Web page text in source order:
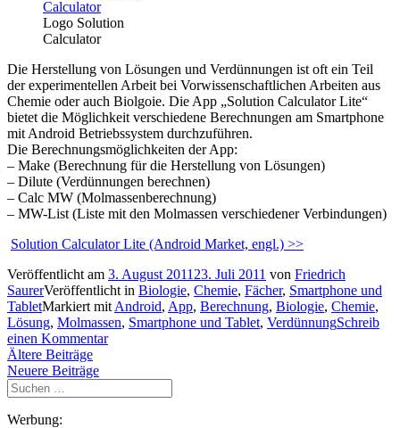
Logo Solution
Calculator
Die Herstellung von Lösungen und Verdünnungen ist oft ein Teil
der experimentellen Arbeit bei Vorwissenschaftlichen Arbeiten aus
Chemie oder auch Biolgoie. Die App „Solution Calculator Lite“
bietet die Möglichkeit verschiedene Berechnungen am Smartphone
mit Android Betriebssystem durchzuführen.
Die Berechnungsmöglichkeiten der App:
– Make (Berechnung für die Herstellung von Lösungen)
– Dilute (Verdünnungen berechnen)
– Calc MW (Molmassenberechnung)
– MW-List (Liste mit den Molmassen verschiedener Verbindungen)
Solution Calculator Lite (Android Market, engl.) >>
Veröffentlicht am 3. August 2011 23. Juli 2011 von Friedrich
SaurerVeröffentlicht in Biologie, Chemie, Fächer, Smartphone und
TabletMarkiert mit Android, App, Berechnung, Biologie, Chemie,
Lösung, Molmassen, Smartphone und Tablet, VerdünnungSchreib
einen Kommentar
Beitragsnavigation
Ältere Beiträge
Neuere Beiträge
Suchen
nach:
Werbung: